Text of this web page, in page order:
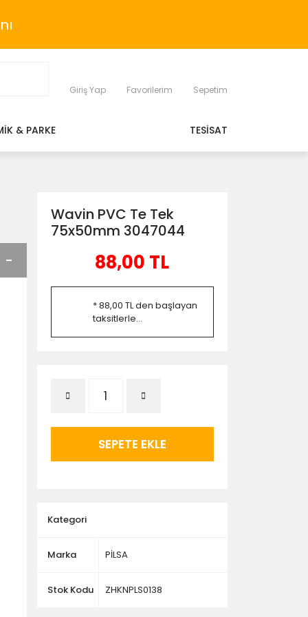
Giriş Yap Favorilerim Sepetim
& PARKE TESİSAT
Wavin PVC Te Tek
75x50mm 3047044
88,00 TL
* 88,00 TL den başlayan
taksitlerle...
SEPETE EKLE
Kategori
Marka PİLSA
Stok Kodu ZHKNPLS0138